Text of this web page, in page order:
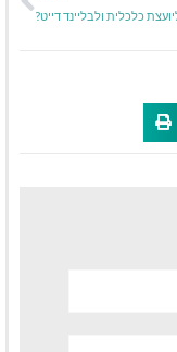
כלכלית ולבליינד דייט?